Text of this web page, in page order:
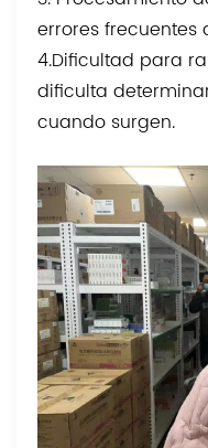
errores
4.Dificultad para
dificulta
cuando surgen.